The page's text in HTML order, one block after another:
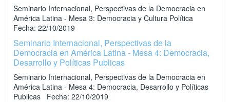
Seminario Internacional, Perspectivas de la Democracia en
América Latina - Mesa 3: Democracia y Cultura Política
Fecha: 22/10/2019
Seminario Internacional, Perspectivas de la
Democracia en América Latina - Mesa 4: Democracia,
Desarrollo y Políticas Publicas
Seminario Internacional, Perspectivas de la Democracia en
América Latina - Mesa 4: Democracia, Desarrollo y Políticas
Publicas Fecha: 22/10/2019